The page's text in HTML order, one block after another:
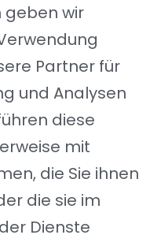
geben wir
Partner für
und Analysen
diese
mit
die Sie ihnen
die sie im
Dienste